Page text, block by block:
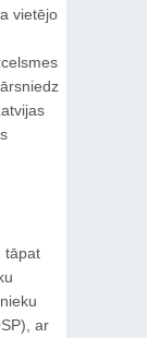
vietējo
tāpat
ar